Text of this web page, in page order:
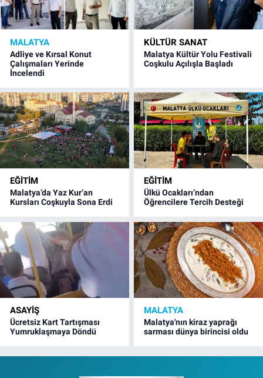
MALATYA
Adliye ve Kırsal Konut
Çalışmaları Yerinde
İncelendi
KÜLTÜR SANAT
Malatya Kültür Yolu Festivali
Coşkulu Açılışla Başladı
EĞITIM
Malatya’da Yaz Kur’an
Kursları Coşkuyla Sona Erdi
EĞITIM
Ülkü Ocakları’ndan
Öğrencilere Tercih Desteği
ASAYIŞ
Ücretsiz Kart Tartışması
Yumruklaşmaya Döndü
MALATYA
Malatya'nın kiraz yaprağı
sarması dünya birincisi oldu